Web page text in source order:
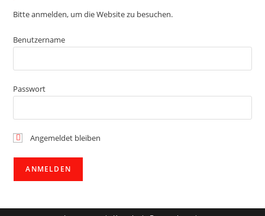
Bitte anmelden, um die Website zu besuchen.
Benutzername
Passwort
Angemeldet bleiben